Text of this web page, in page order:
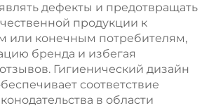
дефекты и предотвращать
продукции к
или конечным потребителям,
бренда и избегая
Гигиенический дизайн
соответствие
в области